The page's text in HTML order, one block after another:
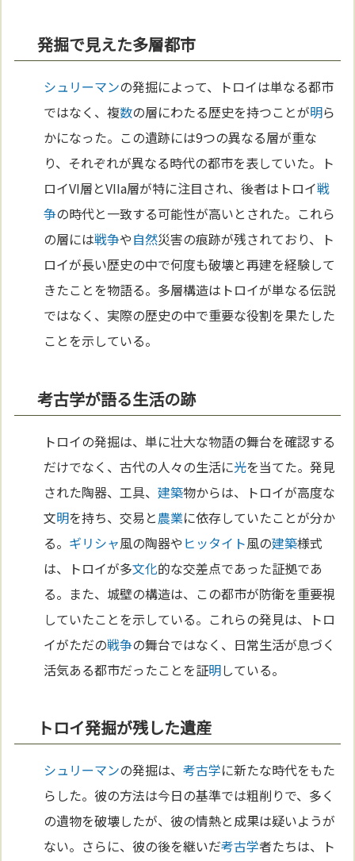
発掘で見えた多層都市
シュリーマンの発掘によって、トロイは単なる都市
ではなく、複数の層にわたる歴史を持つことが明ら
かになった。この遺跡には9つの異なる層が重な
り、それぞれが異なる時代の都市を表していた。ト
ロイVI層とVIIa層が特に注目され、後者はトロイ戦
争の時代と一致する可能性が高いとされた。これら
の層には戦争や自然災害の痕跡が残されており、ト
ロイが長い歴史の中で何度も破壊と再建を経験して
きたことを物語る。多層構造はトロイが単なる伝説
ではなく、実際の歴史の中で重要な役割を果たした
ことを示している。
考古学が語る生活の跡
トロイの発掘は、単に壮大な物語の舞台を確認する
だけでなく、古代の人々の生活に光を当てた。発見
された陶器、工具、建築物からは、トロイが高度な
文明を持ち、交易と農業に依存していたことが分か
る。 ギリシャ風の陶器や ヒッタイト風の建築様式
は、トロイが多文化的な交差点であった証拠であ
る。また、城壁の構造は、この都市が防衛を重要視
していたことを示している。これらの発見は、トロ
イがただの戦争の舞台ではなく、日常生活が息づく
活気ある都市だったことを証明している。
トロイ発掘が残した遺産
シュリーマンの発掘は、考古学に新たな時代をもた
らした。彼の方法は今日の基準では粗削りで、多く
の遺物を破壊したが、彼の情熱と成果は疑いようが
ない。さらに、彼の後を継いだ考古学者たちは、ト